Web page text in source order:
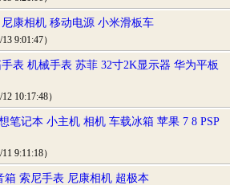
康相机 移动电源 小米滑板车
9:01:47）
表 机械手表 苏菲 32寸2K显示器 华为平板
10:17:48）
笔记本 小主机 相机 车载冰箱 苹果 7 8 PSP
9:11:18）
箱 索尼手表 尼康相机 超极本